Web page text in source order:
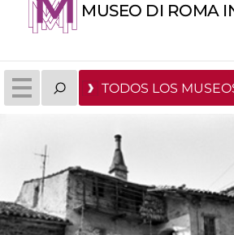
MUSEO DI ROMA
TODOS LOS